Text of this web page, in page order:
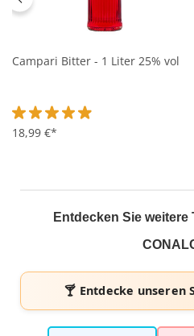
Campari Bitter - 1 Liter 25% vol
Durchschnittliche Bewertung
18,99 €*
Entdecken Sie
🍸 Entdecke unseren